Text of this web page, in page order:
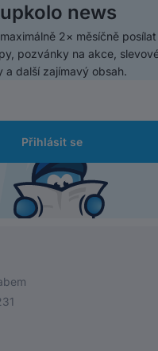
news
2× měsíčně posílat
pozvánky na akce,
a další zajímavý obsah.
Přihlásit se